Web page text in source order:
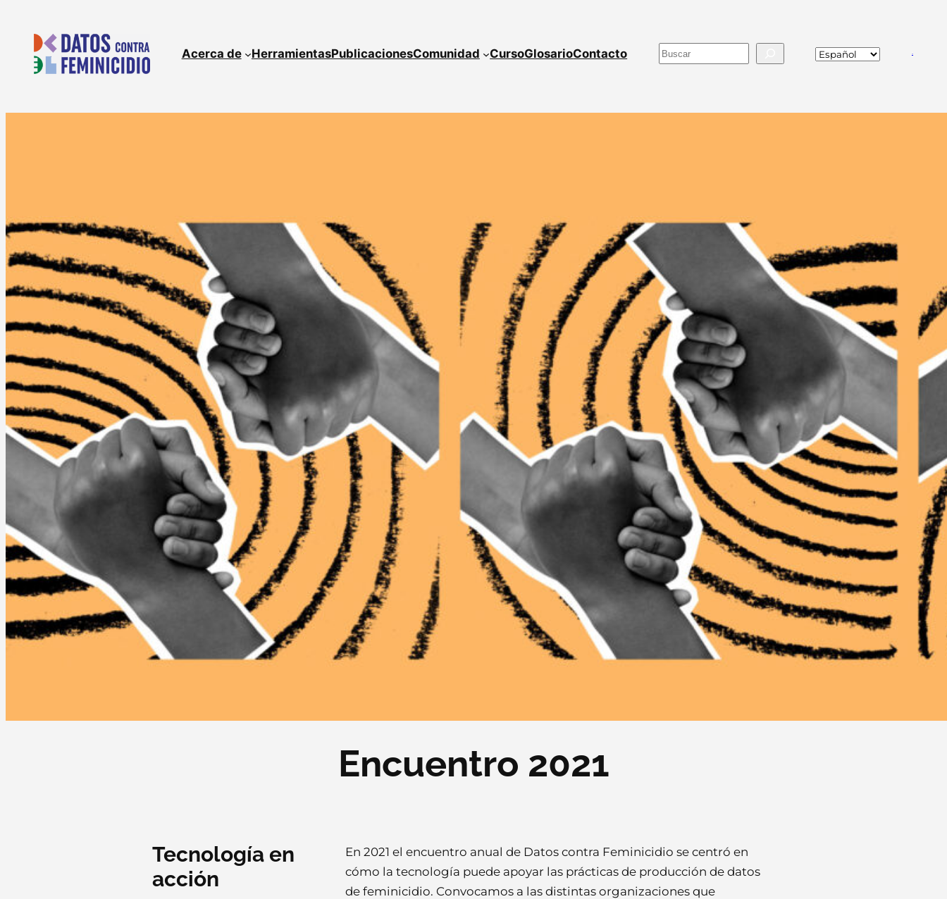
content
Acerca de HerramientasPublicacionesComunidad CursoGlosarioContacto Buscar
Encuentro 2021
Tecnología en
acción
En 2021 el encuentro anual de Datos contra Feminicidio se centró en
cómo la tecnología puede apoyar las prácticas de producción de datos
de feminicidio. Convocamos a las distintas organizaciones que